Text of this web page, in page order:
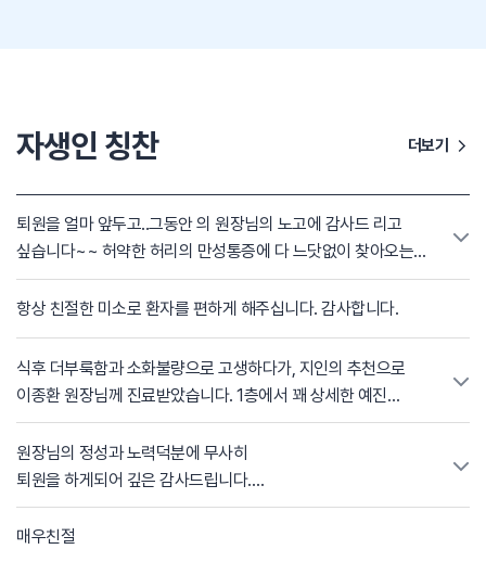
자생인 칭찬 더보기
퇴원을 얼마 앞두고..그동안 의 원장님의 노고에 감사드 리고
싶습니다~~ 허약한 허리의 만성통증에 다 느닷없이 찾아오는
번개 (?)현상 등.....참 특이하고 단기간에 치료효과를 보기 도
어려운 상황속에서... 원 장님께선 늘 따뜻한 격려를 해주시며
무한 인내심으로 정성껏 치료해주셨습니다~ 울 원장님은 단
한번의 손길 로도 몸상태와 아픈 부위를 정확히 짚어내시고 그에
부 합된 정확한 치료를 해주시 는 '침술의 마법사' 이시며.... 몸
해주시는 자상한 '트레이너' 셨습니다~~ 또한...심리적으로
안정된 상태에서 치료받을 수있도 록 각별히 배려해주신 점에
치료과정 과 든든한 보살핌을 벗어나 퇴원을 하게 되니 마음이
불 안하고 심란해오네요~~ 하지만..그동안의 누적된 치 료의
항상 친절한 미소로 환자를 편하게 해주십니다. 감사합니다.
식후 더부룩함과 소화불량으로 고생하다가, 지인의 추천으로
이종환 원장님께 진료받았습니다. 1층에서 꽤 상세한 예진
상담을 받고, 8층으로 올라와 대기하는데 이종환 원장님 방만
환자분이 주루룩- 계셔갖구 대기시간이 좀 있었어요ㅎㅎ 그래도
많은 분들이 유독 이 원장님만 찾는 이유가 있지 않을까 싶어
기다리면서 괜히 신뢰도 상승! 한방 치료는 처음이라 낯설고, 침
맞는 것도 아프지 않을까 싶어 걱정도 많이 했는데 원장님
원장님의 정성과 노력덕분에 무사히
퇴원을 하게되어 깊은 감사드립니다.
그동안 몸상태에 맞춘 침, 한약, 추나
매우친절